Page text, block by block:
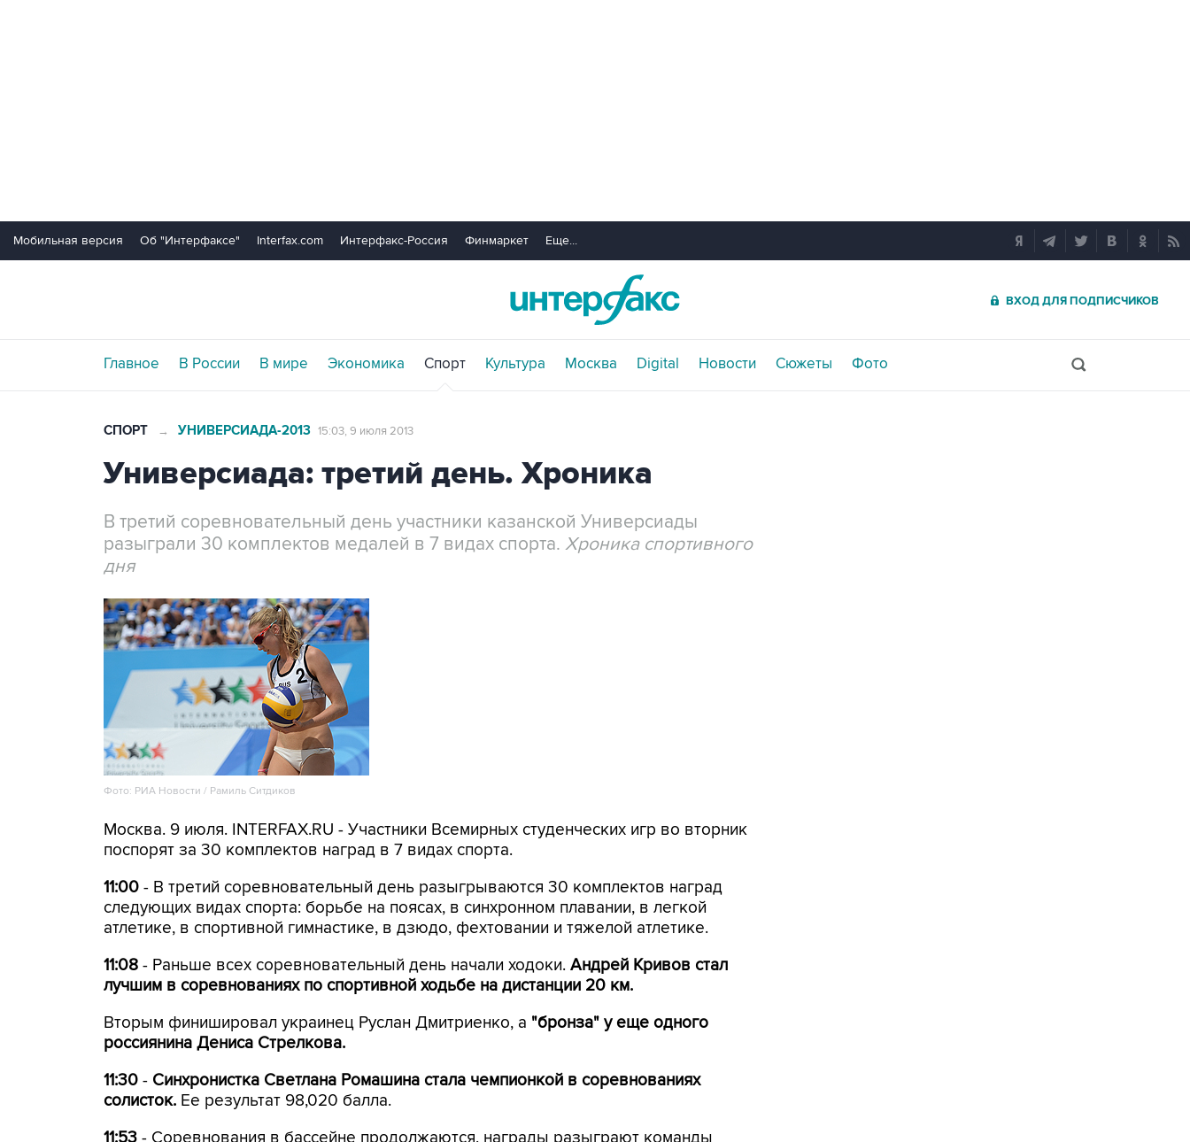
Мобильная версия Об "Интерфаксе" Interfax.com Интерфакс-Россия Финмаркет Еще...
ВХОД ДЛЯ ПОДПИСЧИКОВ
Главное В России В мире Экономика Спорт Культура Москва Digital Новости Сюжеты Фото
СПОРТ → УНИВЕРСИАДА-2013 15:03, 9 июля 2013
Универсиада: третий день. Хроника
В третий соревновательный день участники казанской Универсиады
разыграли 30 комплектов медалей в 7 видах спорта. Хроника спортивного
дня
Фото: РИА Новости / Рамиль Ситдиков
Москва. 9 июля. INTERFAX.RU - Участники Всемирных студенческих игр во вторник
поспорят за 30 комплектов наград в 7 видах спорта.
11:00 - В третий соревновательный день разыгрываются 30 комплектов наград
следующих видах спорта: борьбе на поясах, в синхронном плавании, в легкой
атлетике, в спортивной гимнастике, в дзюдо, фехтовании и тяжелой атлетике.
11:08 - Раньше всех соревновательный день начали ходоки. Андрей Кривов стал
лучшим в соревнованиях по спортивной ходьбе на дистанции 20 км.
Вторым финишировал украинец Руслан Дмитриенко, а "бронза" у еще одного
россиянина Дениса Стрелкова.
11:30 - Синхронистка Светлана Ромашина стала чемпионкой в соревнованиях
солисток. Ее результат 98,020 балла.